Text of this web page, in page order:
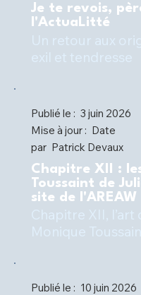
Je te revois,
l'ActuaLitté
Publié le : 3 juin 2026
Mise à jour : Date
par Patrick Devaux
Chapitre XII :
Toussaint de
site de l'AREAW
Publié le : 10 juin 2026